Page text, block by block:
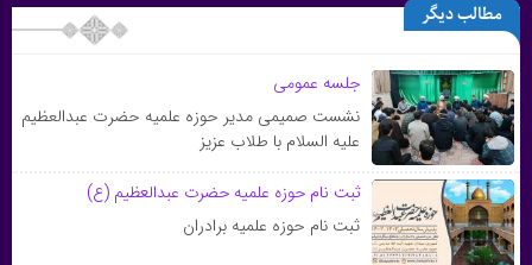
مطالب دیگر
جلسه عمومی
نشست صمیمی مدیر حوزه علمیه حضرت عبدالعظیم
علیه السلام با طلاب عزیز
ثبت نام حوزه علمیه حضرت عبدالعظیم (ع)
ثبت نام حوزه علمیه برادران